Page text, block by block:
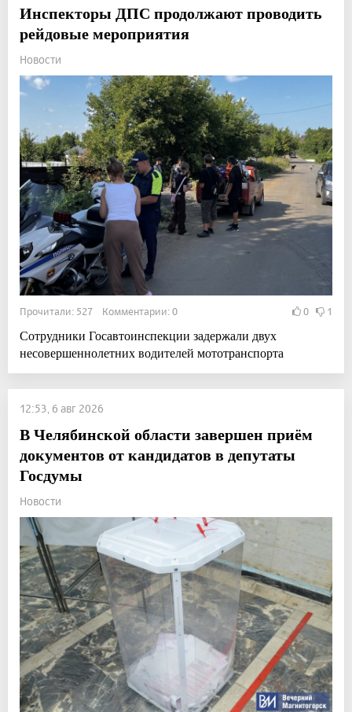
Инспекторы ДПС продолжают проводить
рейдовые мероприятия
Новости
Прочитали: 527 Комментарии: 0 0 1
Сотрудники Госавтоинспекции задержали двух
несовершеннолетних водителей мототранспорта
12:53, 6 авг 2026
В Челябинской области завершен приём
документов от кандидатов в депутаты
Госдумы
Новости